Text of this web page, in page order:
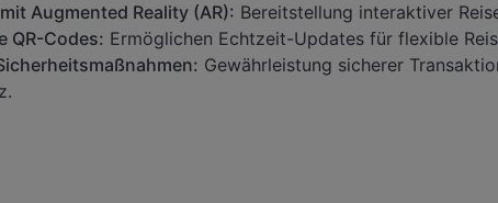
Augmented Reality (AR): Bereitstellung interaktiver
QR-Codes: Ermöglichen Echtzeit-Updates für flexible
Gewährleistung sicherer